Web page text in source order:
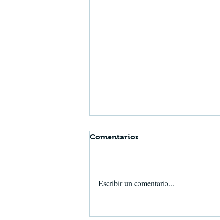
Comentarios
Escribir un comentario...